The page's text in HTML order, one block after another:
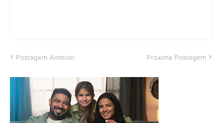
Postagem Anterior Próxima Postagem